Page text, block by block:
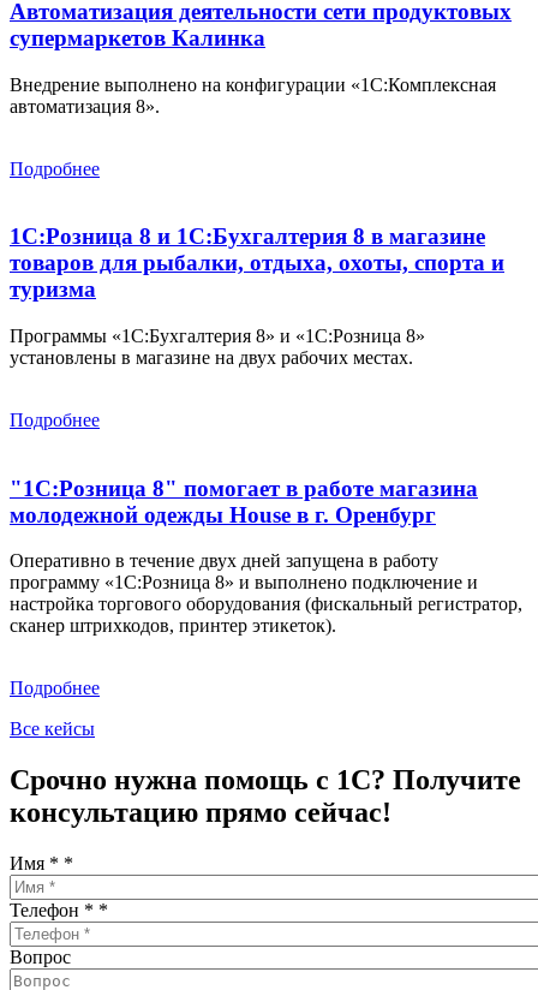
Автоматизация деятельности сети продуктовых
супермаркетов Калинка
Внедрение выполнено на конфигурации «1С:Комплексная
автоматизация 8».
Подробнее
1С:Розница 8 и 1С:Бухгалтерия 8 в магазине
товаров для рыбалки, отдыха, охоты, спорта и
туризма
Программы «1С:Бухгалтерия 8» и «1С:Розница 8»
установлены в магазине на двух рабочих местах.
Подробнее
"1С:Розница 8" помогает в работе магазина
молодежной одежды House в г. Оренбург
Оперативно в течение двух дней запущена в работу
программу «1С:Розница 8» и выполнено подключение и
настройка торгового оборудования (фискальный регистратор,
сканер штрихкодов, принтер этикеток).
Подробнее
Все кейсы
Срочно нужна помощь с 1С? Получите
консультацию прямо сейчас!
Имя * *
Телефон * *
Вопрос